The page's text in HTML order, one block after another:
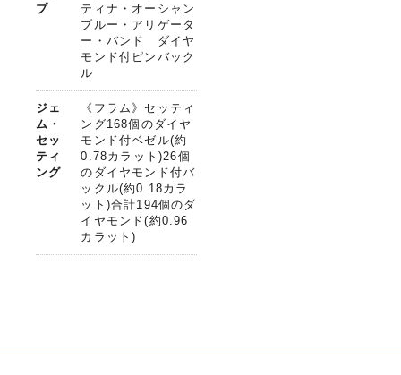
プ
ティナ・オーシャン
ブルー・アリゲータ
ー・バンド ダイヤ
モンド付ピンバック
ル
ジェ
ム・
セッ
ティ
ング
《フラム》セッティ
ング168個のダイヤ
モンド付ベゼル(約
0.78カラット)26個
のダイヤモンド付バ
ックル(約0.18カラ
ット)合計194個のダ
イヤモンド(約0.96
カラット)